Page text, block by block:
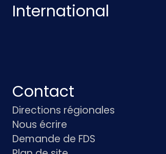
International
Contact
Directions régionales
Nous écrire
Demande de FDS